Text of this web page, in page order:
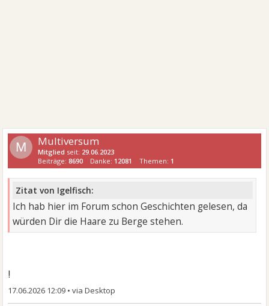
M Multiversum
Mitglied seit: 29.06.2023
Beiträge:8690 Danke: 12081 Themen: 1
Zitat von Igelfisch:
Ich hab hier im Forum schon Geschichten gelesen, da
würden Dir die Haare zu Berge stehen.
!
17.06.2026 12:09 •